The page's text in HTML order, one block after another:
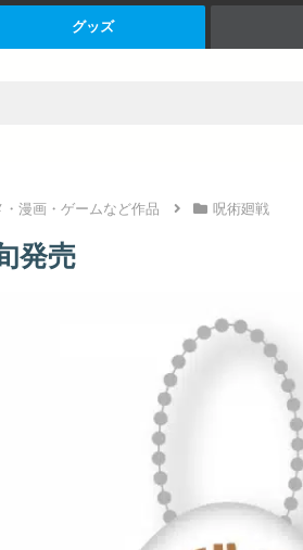
グッズ
漫画・ゲームなど作品 呪術廻戦
発売